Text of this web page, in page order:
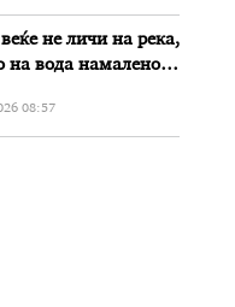
не личи на река,
на вода намалено
08:57